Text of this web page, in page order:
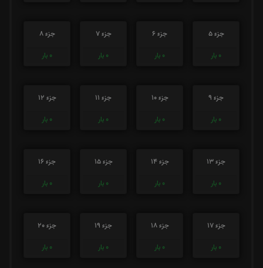
جزء 5
0 بار
جزء 6
0 بار
جزء 7
0 بار
جزء 8
0 بار
جزء 9
0 بار
جزء 10
0 بار
جزء 11
0 بار
جزء 12
0 بار
جزء 13
0 بار
جزء 14
0 بار
جزء 15
0 بار
جزء 16
0 بار
جزء 17
0 بار
جزء 18
0 بار
جزء 19
0 بار
جزء 20
0 بار